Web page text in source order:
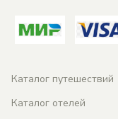
Каталог путешествий
Каталог отелей